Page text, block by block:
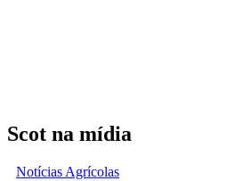
Scot na mídia
Notícias Agrícolas